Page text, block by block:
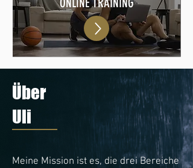
Über
Uli
Meine Mission ist es, die drei Bereiche